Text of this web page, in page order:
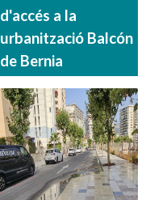
d'accés a la
urbanització Balcón
de Bernia